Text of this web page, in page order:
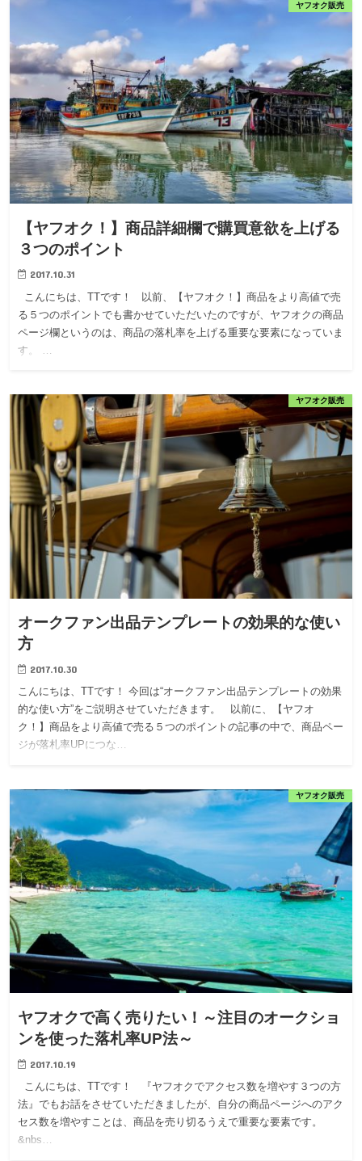
ヤフオク販売
【ヤフオク！】商品詳細欄で購買意欲を上げる
３つのポイント
2017.10.31
こんにちは、TTです！ 以前、【ヤフオク！】商品をより高値で売
る５つのポイントでも書かせていただいたのですが、ヤフオクの商品
ページ欄というのは、商品の落札率を上げる重要な要素になっていま
す。 …
ヤフオク販売
オークファン出品テンプレートの効果的な使い
方
2017.10.30
こんにちは、TTです！ 今回は“オークファン出品テンプレートの効果
的な使い方”をご説明させていただきます。 以前に、【ヤフオ
ク！】商品をより高値で売る５つのポイントの記事の中で、商品ペー
ジが落札率UPにつな…
ヤフオク販売
ヤフオクで高く売りたい！～注目のオークショ
ンを使った落札率UP法～
2017.10.19
こんにちは、TTです！ 『ヤフオクでアクセス数を増やす３つの方
法』でもお話をさせていただきましたが、自分の商品ページへのアク
セス数を増やすことは、商品を売り切るうえで重要な要素です。
&nbs…